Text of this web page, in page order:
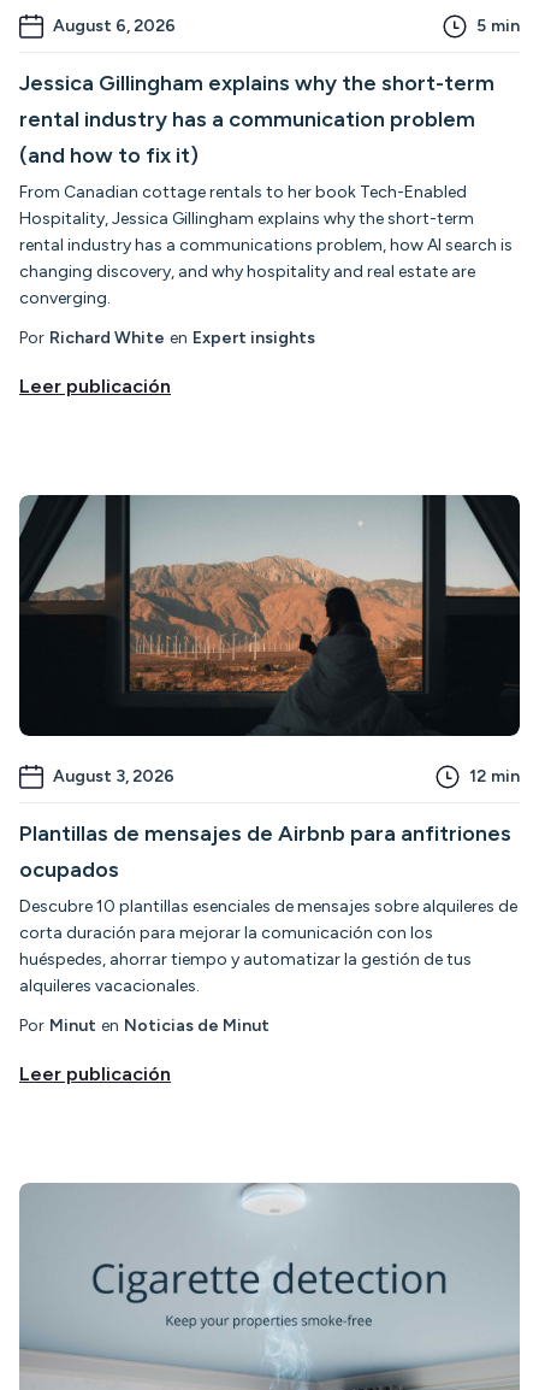
August 6, 2026 5 min
Jessica Gillingham explains why the short-term
rental industry has a communication problem
(and how to fix it)
From Canadian cottage rentals to her book Tech-Enabled
Hospitality, Jessica Gillingham explains why the short-term
rental industry has a communications problem, how AI search is
changing discovery, and why hospitality and real estate are
converging.
Por Richard White en Expert insights
Leer publicación
August 3, 2026 12 min
Plantillas de mensajes de Airbnb para anfitriones
ocupados
Descubre 10 plantillas esenciales de mensajes sobre alquileres de
corta duración para mejorar la comunicación con los
huéspedes, ahorrar tiempo y automatizar la gestión de tus
alquileres vacacionales.
Por Minut en Noticias de Minut
Leer publicación